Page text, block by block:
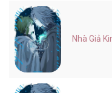
Nhà Giả